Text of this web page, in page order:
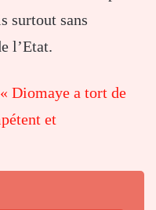
surtout sans
l’Etat.
Diomaye a tort de
et